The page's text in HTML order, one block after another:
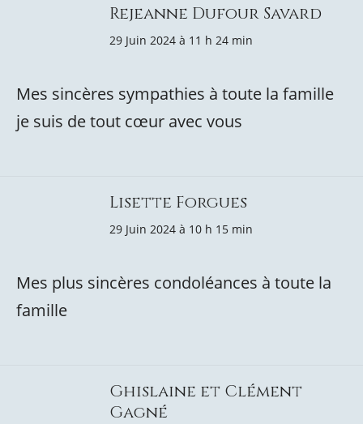
Rejeanne Dufour Savard
29 Juin 2024 à 11 h 24 min
Mes sincères sympathies à toute la famille
je suis de tout cœur avec vous
Lisette Forgues
29 Juin 2024 à 10 h 15 min
Mes plus sincères condoléances à toute la
famille
Ghislaine et Clément
Gagné